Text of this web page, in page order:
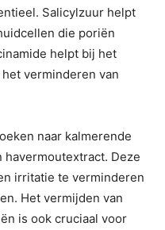
Salicylzuur helpt
die poriën
helpt bij het
verminderen van
naar kalmerende
Deze
irritatie te verminderen
Het vermijden van
is ook cruciaal voor